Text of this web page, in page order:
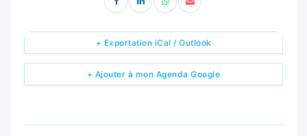
+ Ajouter à mon Agenda Google
+ Exportation iCal / Outlook